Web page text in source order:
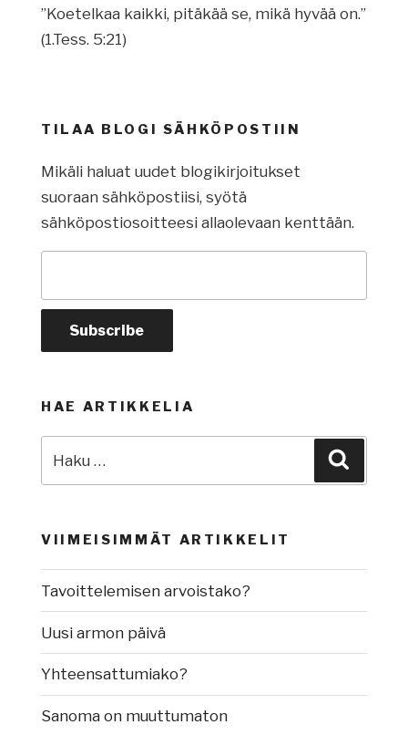
”Koetelkaa kaikki, pitäkää se, mikä hyvää on.”
(1.Tess. 5:21)
TILAA BLOGI SÄHKÖPOSTIIN
Mikäli haluat uudet blogikirjoitukset
suoraan sähköpostiisi, syötä
sähköpostiosoitteesi allaolevaan kenttään.
HAE ARTIKKELIA
VIIMEISIMMÄT ARTIKKELIT
Tavoittelemisen arvoistako?
Uusi armon päivä
Yhteensattumiako?
Sanoma on muuttumaton